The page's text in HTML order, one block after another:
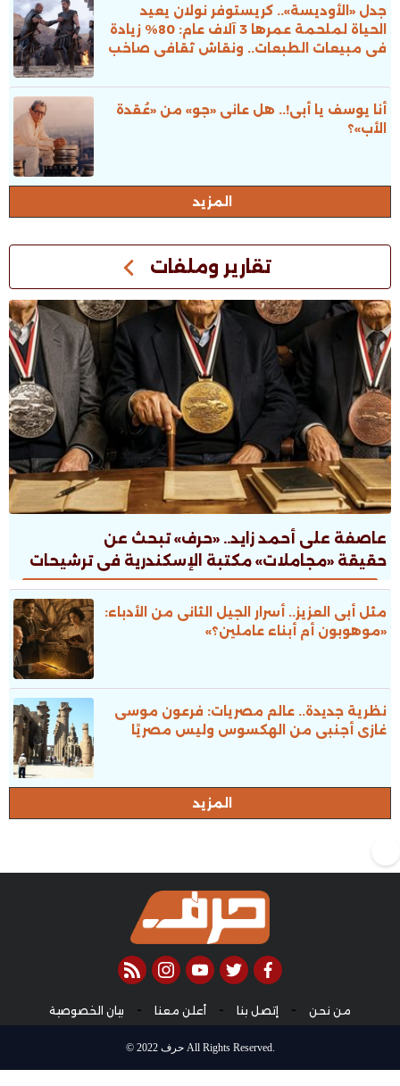
جدل «الأوديسة».. كريستوفر نولان يعيد
الحياة لملحمة عمرها 3 آلاف عام: 80% زيادة
فى مبيعات الطبعات.. ونقاش ثقافى صاخب
أنا يوسف يا أبى!.. هل عانى «جو» من «عُقدة
الأب»؟
المزيد
تقارير وملفات
عاصفة على أحمد زايد.. «حرف» تبحث عن
حقيقة «مجاملات» مكتبة الإسكندرية فى ترشيحات
جوائز الدولة
مثل أبى العزيز.. أسرار الجيل الثانى من الأدباء:
«موهوبون أم أبناء عاملين؟»
نظرية جديدة.. عالم مصريات: فرعون موسى
غازى أجنبى من الهكسوس وليس مصريًا
المزيد
facebook
twitter
youtube
instagram
rss feed
من نحن - إتصل بنا - أعلن معنا - بيان الخصوصية
© 2022 حرف All Rights Reserved.